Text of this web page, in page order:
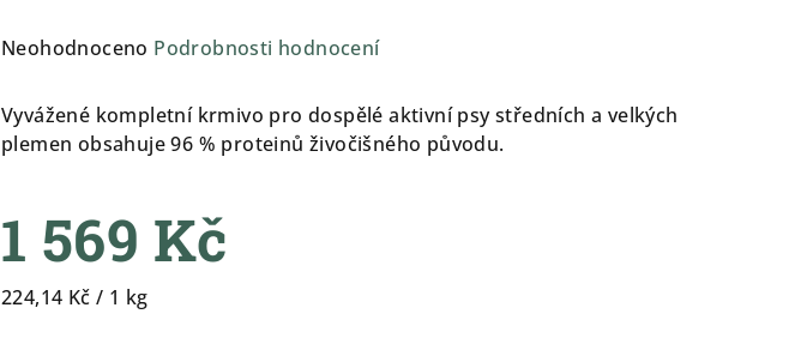
Průměrné
produktu
je
0,0
5
hvězdiček.
Neohodnoceno Podrobnosti hodnocení
Vyvážené kompletní krmivo pro dospělé aktivní psy středních a velkých
plemen obsahuje 96 % proteinů živočišného původu.
1 569 Kč
Měrná
224,14 Kč / 1 kg